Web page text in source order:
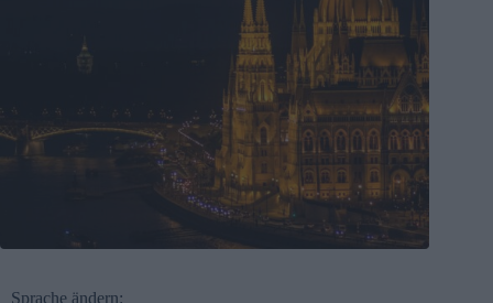
Sprache ändern: